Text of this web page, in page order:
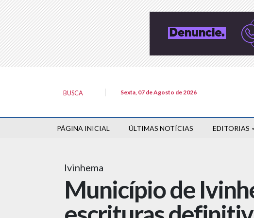
BUSCA Sexta, 07 de Agosto de 2026
PÁGINA INICIAL ÚLTIMAS NOTÍCIAS EDITORIAS
Ivinhema
Município de